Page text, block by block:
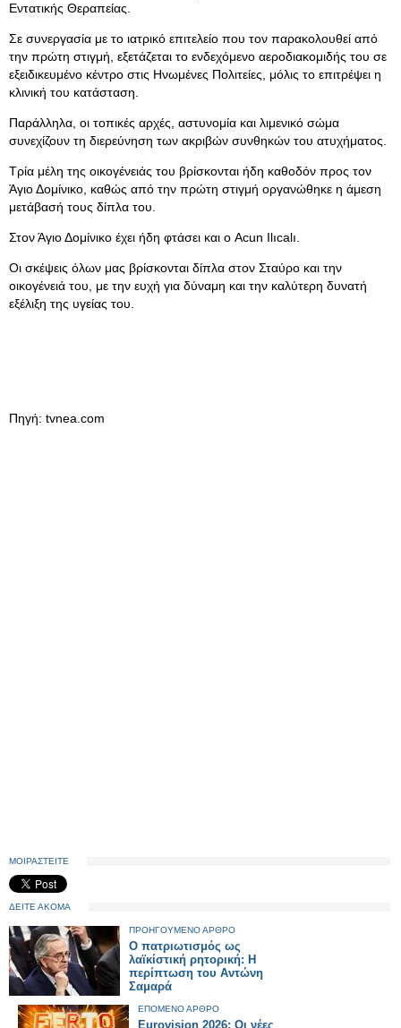
Εντατικής Θεραπείας.
Σε συνεργασία με το ιατρικό επιτελείο που τον παρακολουθεί από
την πρώτη στιγμή, εξετάζεται το ενδεχόμενο αεροδιακομιδής του σε
εξειδικευμένο κέντρο στις Ηνωμένες Πολιτείες, μόλις το επιτρέψει η
κλινική του κατάσταση.
Παράλληλα, οι τοπικές αρχές, αστυνομία και λιμενικό σώμα
συνεχίζουν τη διερεύνηση των ακριβών συνθηκών του ατυχήματος.
Τρία μέλη της οικογένειάς του βρίσκονται ήδη καθοδόν προς τον
Άγιο Δομίνικο, καθώς από την πρώτη στιγμή οργανώθηκε η άμεση
μετάβασή τους δίπλα του.
Στον Άγιο Δομίνικο έχει ήδη φτάσει και ο Acun Ilıcalı.
Οι σκέψεις όλων μας βρίσκονται δίπλα στον Σταύρο και την
οικογένειά του, με την ευχή για δύναμη και την καλύτερη δυνατή
εξέλιξη της υγείας του.
Πηγή: tvnea.com
ΜΟΙΡΑΣΤΕΙΤΕ
ΔΕΙΤΕ ΑΚΟΜΑ
ΠΡΟΗΓΟΥΜΕΝΟ ΑΡΘΡΟ
Ο πατριωτισμός ως
λαϊκίστική ρητορική: Η
περίπτωση του Αντώνη
Σαμαρά
ΕΠΟΜΕΝΟ ΑΡΘΡΟ
Eurovision 2026: Οι νέες